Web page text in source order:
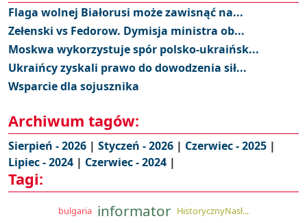
Flaga wolnej Białorusi może zawisnąć na...
Zełenski vs Fedorow. Dymisja ministra ob...
Moskwa wykorzystuje spór polsko-ukraińsk...
Ukraińcy zyskali prawo do dowodzenia sił...
Wsparcie dla sojusznika
Archiwum tagów:
Sierpień - 2026 | Styczeń - 2026 | Czerwiec - 2025 |
Lipiec - 2024 | Czerwiec - 2024 |
Tagi:
bulgaria informator HistorycznyNasł...